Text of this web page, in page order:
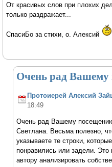
От красивых слов при плохих
только раздражает...
СпасиБо за стихи, о. Алексий
Очень рад
Протоиерей Алексий
18:49
Очень рад Вашему
Светлана. Весьма полезно,
указываете те строки,
понравились или задели. Это
автору анализировать